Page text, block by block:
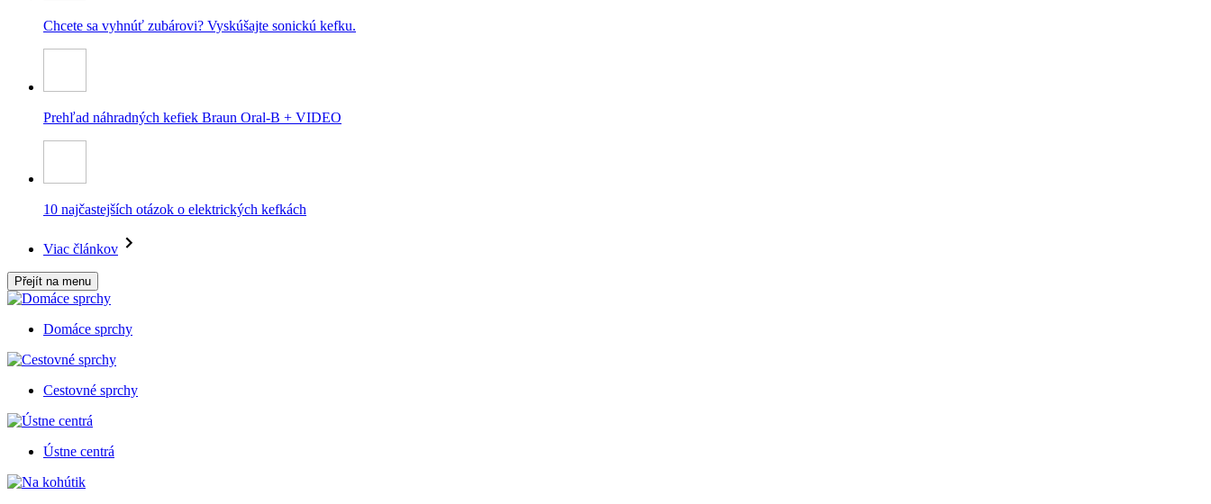
Chcete sa vyhnúť zubárovi? Vyskúšajte sonickú kefku.
Prehľad náhradných kefiek Braun Oral-B + VIDEO
10 najčastejších otázok o elektrických kefkách
Viac článkov
Přejít na menu
Domáce sprchy
Cestovné sprchy
Ústne centrá